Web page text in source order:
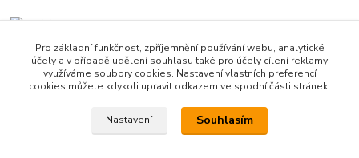
info(a)pneulevnejsi.cz
Pro základní funkčnost, zpříjemnění používání webu, analytické
účely a v případě udělení souhlasu také pro účely cílení reklamy
využíváme soubory cookies. Nastavení vlastních preferencí
cookies můžete kdykoli upravit odkazem ve spodní části stránek.
Nastavení Souhlasím